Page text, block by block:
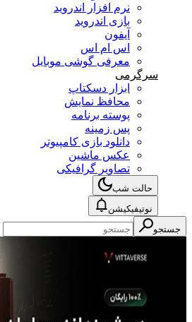
نرم افزار اندروید
بازی اندروید
آیفون
اس ام اس
معرفی گوشی موبایل
سرگرمی
ابزار دسکتاپ
محافظ نمایش
پوسته برنامه
پس زمینه
دانلود بازی کامپیوتر
عکس ماشین
تصاویر گرافیکی
حالت شب
نوتیفیکیشن
جستجو